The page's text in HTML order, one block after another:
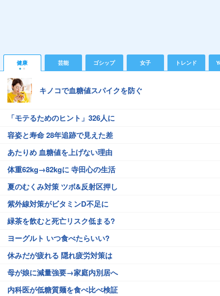
健康 芸能 ゴシップ 女子 トレンド
キノコで血糖値スパイクを防ぐ
「モテるためのヒント」326人に
容姿と寿命 28年追跡で見えた差
あたりめ 血糖値を上げない理由
体重62kg→82kgに 寺田心の生活
夏のむくみ対策 ツボ&反射区押し
紫外線対策がビタミンD不足に
緑茶を飲むと死亡リスク低まる?
ヨーグルト いつ食べたらいい?
休みだが疲れる 隠れ疲労対策は
母が娘に減量強要→家庭内別居へ
内科医が低糖質麺を食べ比べ検証